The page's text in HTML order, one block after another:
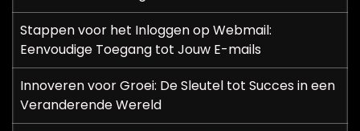
Stappen voor het Inloggen op Webmail:
Eenvoudige Toegang tot Jouw E-mails
Innoveren voor Groei: De Sleutel tot Succes in een
Veranderende Wereld